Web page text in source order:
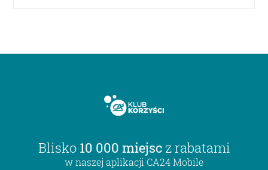
Blisko 10 000 miejsc z rabatami
w naszej aplikacji CA24 Mobile